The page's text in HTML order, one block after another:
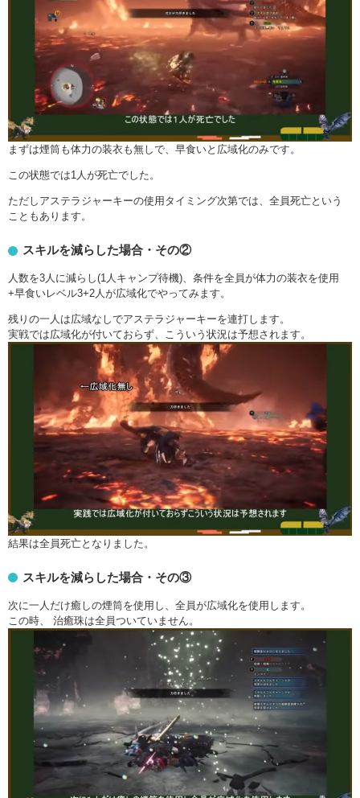
まずは煙筒も体力の装衣も無しで、早食いと広域化のみです。
この状態では1人が死亡でした。
ただしアステラジャーキーの使用タイミング次第では、全員死亡という
こともあります。
スキルを減らした場合・その②
人数を3人に減らし(1人キャンプ待機)、条件を全員が体力の装衣を使用
+早食いレベル3+2人が広域化でやってみます。
残りの一人は広域なしでアステラジャーキーを連打します。
実戦では広域化が付いておらず、こういう状況は予想されます。
結果は全員死亡となりました。
スキルを減らした場合・その③
次に一人だけ癒しの煙筒を使用し、全員が広域化を使用します。
この時、 治癒珠は全員ついていません。